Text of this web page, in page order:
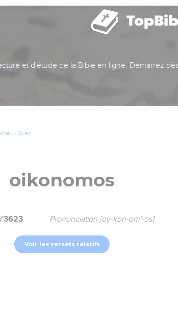
et d'étude de la Bible en ligne. Démarrez
/ Grec
oikonomos
Prononciation [oy-kon-om'-os]
Voir les versets relatifs